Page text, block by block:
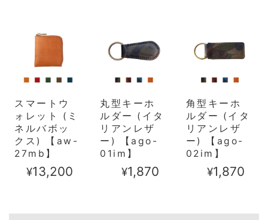
スマートウ
ォレット (ミ
ネルバボッ
クス) 【aw-
27mb】
¥13,200
丸型キーホ
ルダー (イタ
リアンレザ
ー) 【ago-
01im】
¥1,870
角型キーホ
ルダー (イタ
リアンレザ
ー) 【ago-
02im】
¥1,870